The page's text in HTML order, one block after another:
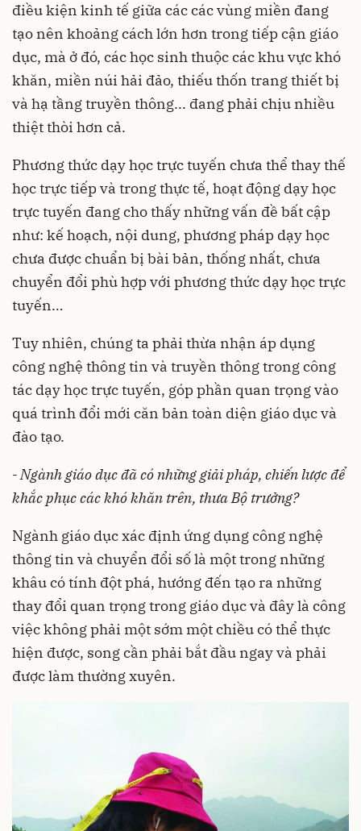
điều kiện kinh tế giữa các các vùng miền đang
tạo nên khoảng cách lớn hơn trong tiếp cận giáo
dục, mà ở đó, các học sinh thuộc các khu vực khó
khăn, miền núi hải đảo, thiếu thốn trang thiết bị
và hạ tầng truyền thông... đang phải chịu nhiều
thiệt thòi hơn cả.
Phương thức dạy học trực tuyến chưa thể thay thế
học trực tiếp và trong thực tế, hoạt động dạyhọc
trực tuyến đang cho thấy những vấn đề bất cập
như: kế hoạch, nội dung, phương pháp dạy học
chưa được chuẩn bị bài bản, thống nhất, chưa
chuyển đổi phù hợp với phương thức dạy học trực
tuyến…
Tuy nhiên, chúng ta phải thừa nhận áp dụng
công nghệ thông tin và truyền thông trong công
tác dạy học trực tuyến, góp phần quan trọng vào
quá trình đổi mới căn bản toàn diện giáo dục và
đào tạo.
- Ngành giáo dục đã có những giải pháp, chiến lược để
khắc phục các khó khăn trên, thưa Bộ trưởng?
Ngành giáo dục xác định ứng dụng công nghệ
thông tin và chuyển đổi số là một trong những
khâu có tính đột phá, hướng đến tạo ra những
thay đổi quan trọng trong giáo dục và đây là công
việc không phải một sớm một chiều có thể thực
hiện được, song cần phải bắt đầu ngay và phải
được làm thường xuyên.